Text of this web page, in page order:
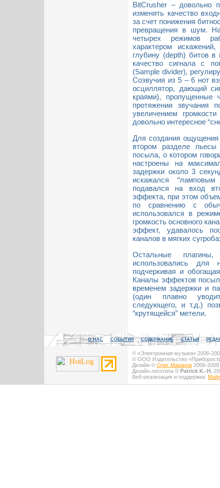
BitCrusher – довольно
изменять качество
за счет понижения
превращения в шум.
четырех режимов
характером
глубину (depth) битов
качество сигнала с
(Sample divider),
Созвучия из 5 – 6 нот
осциллятор, дающий
краями), пропущенные
протяжении звучания
увеличением
довольно интересное
Для создания ощущения
втором разделе
посыла, о котором
настроены на
задержки около 3
искажался
подавался на вход
эффекта, при этом
по сравнению с
использовался в
громкость основного
эффект, удавалось
каналов в мягких
Остальные
использовались для
подчеркивая и
Каналы эффектов
временем задержки и
(один плавно
следующего, и т.д.)
“крутящейся” метели.
О НАС СОБЫТИЯ СОДЕРЖАНИЕ СТАТЬИ
© «Электронная музыка» 2006-
© ООО Издательство
Дизайн © Олег Макаров 2006-2008
Дизайн логотипа © Patrick K.-H.
Веб-реализация и поддержка: